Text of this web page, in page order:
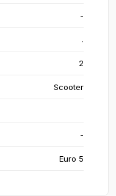
-
.
2
Scooter
-
Euro 5